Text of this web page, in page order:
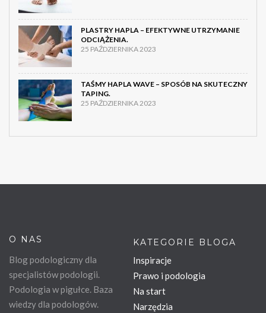
PLASTRY HAPLA – EFEKTYWNE UTRZYMANIE
ODCIĄŻENIA.
25 PAŹDZIERNIKA 2023
TAŚMY HAPLA WAVE – SPOSÓB NA SKUTECZNY
TAPING.
25 PAŹDZIERNIKA 2023
O NAS
Blog podologiczny dla
specjalistów podologii.
Podologia w pigułce. Baza
wiedzy dla podologów.
KATEGORIE BLOGA
Inspiracje
Prawo i podologia
Na start
Narzędzia